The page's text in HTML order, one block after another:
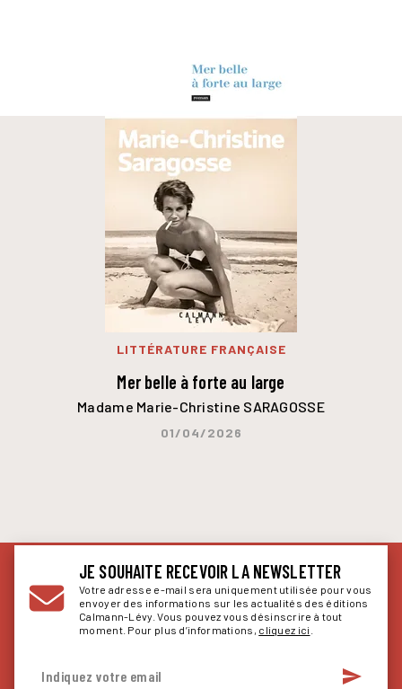
LITTÉRATURE FRANÇAISE
Mer belle à forte au large
Madame Marie-Christine SARAGOSSE
01/04/2026
JE SOUHAITE RECEVOIR LA NEWSLETTER
Votre adresse e-mail sera uniquement utilisée pour vous
envoyer des informations sur les actualités des éditions
Calmann-Lévy. Vous pouvez vous désinscrire à tout
moment. Pour plus d’informations, cliquez ici
Indiquez votre email send